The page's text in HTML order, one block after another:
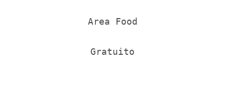
Area Food
Gratuito